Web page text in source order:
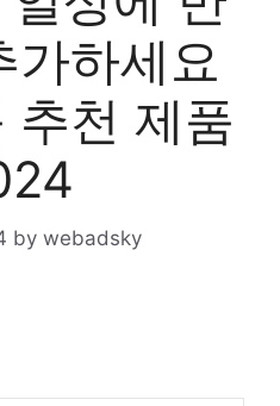
가하세요
추천 제품
by webadsky